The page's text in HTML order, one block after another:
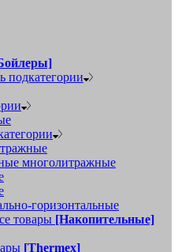
подкатегории
многолитражные
горизонтальные
товары [Накопительные]
[Thermex]